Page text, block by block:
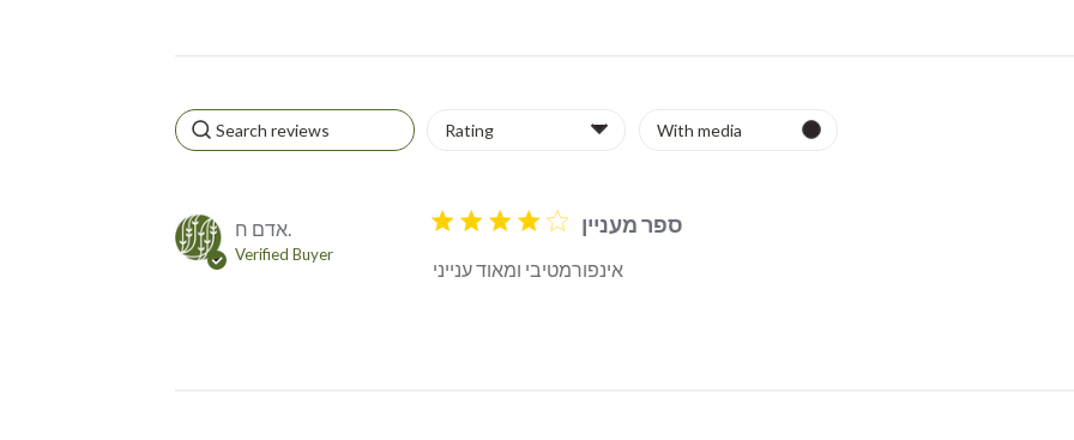
אדם ח.
Verified Buyer
4 star rating ספר מעניין
אינפורמטיבי ומאוד ענייניread more about review content